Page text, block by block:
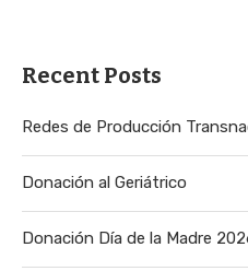
Recent Posts
Redes de Producción
Donación al Geriátrico
Donación Día de la Madre